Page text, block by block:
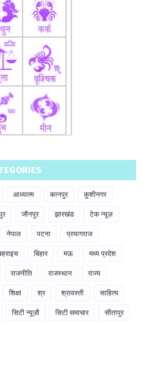
आध्यात्म कानपुर कुशीनगर
जौनपुर झारखंड टेक न्यूज़
नेपाल पटना प्रयागराज
बिहार मऊ मध्य प्रदेश
राजनीति राजस्थान राज्य
शिक्षा श्र श्रावस्ती साहित्य
सिटी न्यूज़ौ सिटी समाचार सीतापुर